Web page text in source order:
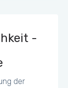
-
der